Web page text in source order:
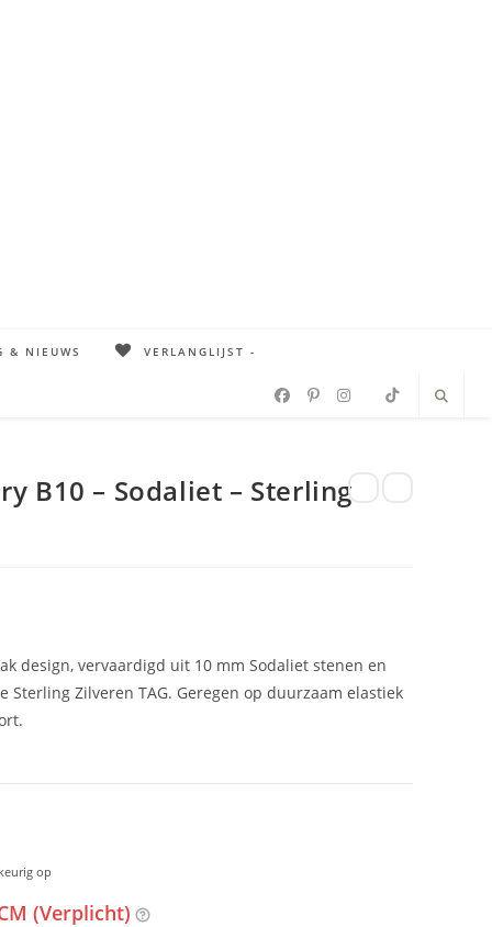
& NIEUWS VERLANGLIJST -
B10 – Sodaliet – Sterling
design, vervaardigd uit 10 mm Sodaliet stenen en
Sterling Zilveren TAG. Geregen op duurzaam elastiek
op
(Verplicht)